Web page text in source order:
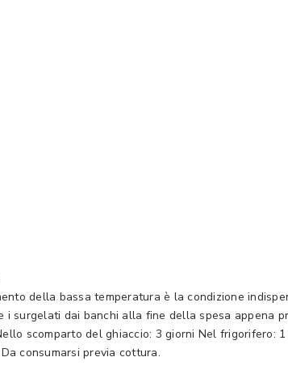
della bassa temperatura è la condizione
i surgelati dai banchi alla fine della spesa
scomparto del ghiaccio: 3 giorni Nel
consumarsi previa cottura.